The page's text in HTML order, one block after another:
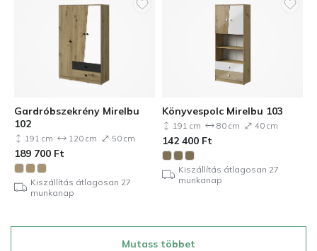
Gardróbszekrény Mirelbu
102
191 cm 120 cm 50 cm
189 700 Ft
Kiszállítás átlagosan 27
munkanap
Könyvespolc Mirelbu 103
191 cm 80 cm 40 cm
142 400 Ft
Kiszállítás átlagosan 27
munkanap
Mutass többet